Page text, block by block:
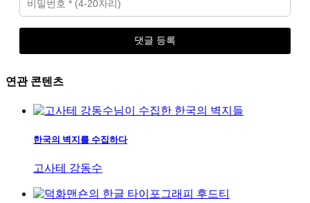
연관 콘텐츠
한국의 벽지를 수집하다
고사테 강동수